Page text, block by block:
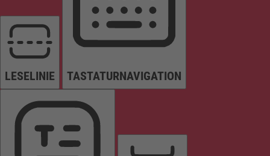
LESELINIE TASTATURNAVIGATION